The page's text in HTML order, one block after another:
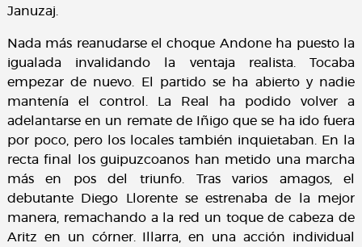
Januzaj.
Nada más reanudarse el choque Andone ha puesto la
igualada invalidando la ventaja realista. Tocaba
empezar de nuevo. El partido se ha abierto y nadie
mantenía el control. La Real ha podido volver a
adelantarse en un remate de Iñigo que se ha ido fuera
por poco, pero los locales también inquietaban. En la
recta final los guipuzcoanos han metido una marcha
más en pos del triunfo. Tras varios amagos, el
debutante Diego Llorente se estrenaba de la mejor
manera, remachando a la red un toque de cabeza de
Aritz en un córner. Illarra, en una acción individual